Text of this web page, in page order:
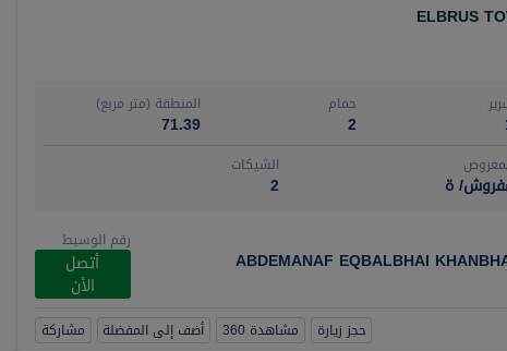
ELBRUS
حمام
2
المنطقة (متر مربع)
71.39
ة
الشيكات
2
ABDEMANAF EQBALBHAI
رقم الوسيط
أتصل
الأن
حجز زيارة مشاهدة 360 أضف إلى المفضلة مشاركة